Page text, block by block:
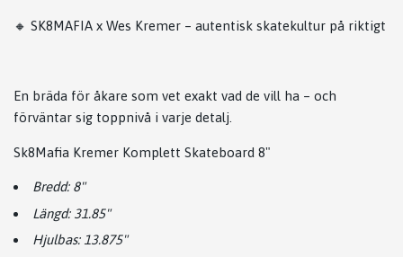
🔸 SK8MAFIA x Wes Kremer – autentisk skatekultur på riktigt
En bräda för åkare som vet exakt vad de vill ha – och
förväntar sig toppnivå i varje detalj.
Sk8Mafia Kremer Komplett Skateboard 8"
Bredd: 8"
Längd: 31.85"
Hjulbas: 13.875"